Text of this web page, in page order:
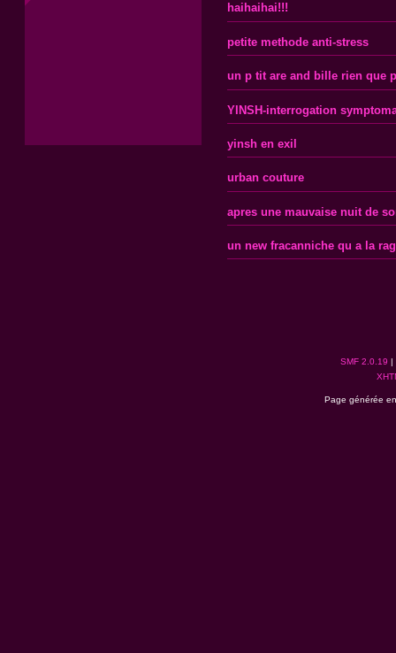
haihaihai!!!
petite methode anti-stress
un p tit are and bille rien que
YINSH-interrogation
yinsh en exil
urban couture
apres une mauvaise nuit de
un new fracanniche qu a la
SMF 2.0.19 |
Page générée